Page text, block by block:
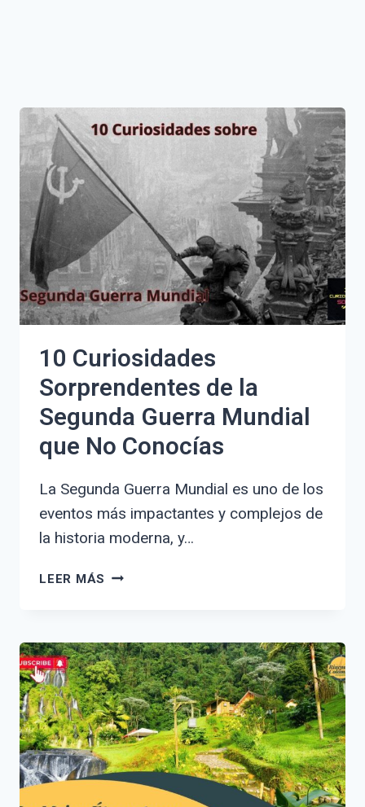
10 Curiosidades
Sorprendentes de la
Segunda Guerra Mundial
que No Conocías
La Segunda Guerra Mundial es uno de los
eventos más impactantes y complejos de
la historia moderna, y…
LEER MÁS 10
LA
SEGUNDA
GUERRA
MUNDIAL
QUE
NO
CONOCÍAS